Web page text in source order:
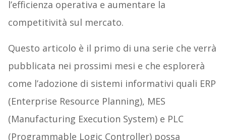
l’efficienza operativa e aumentare la
competitività sul mercato.
Questo articolo è il primo di una serie che verrà
pubblicata nei prossimi mesi e che esplorerà
come l’adozione di sistemi informativi quali ERP
(Enterprise Resource Planning), MES
(Manufacturing Execution System) e PLC
(Programmable Logic Controller) possa